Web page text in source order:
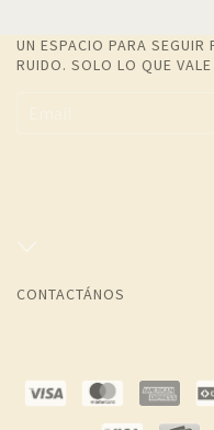
UN ESPACIO PARA SEGUIR
RUIDO. SOLO LO QUE
CONTACTÁNOS